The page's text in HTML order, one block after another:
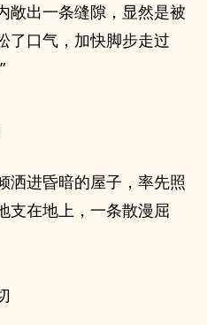
敞出一条缝隙，显然是被
了口气，加快脚步走过
洒进昏暗的屋子，率先照
支在地上，一条散漫屈